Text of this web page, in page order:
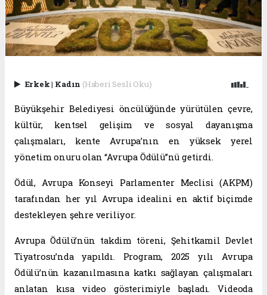
Erkek| Kadın (Haberi Sesli Oku)
Büyükşehir Belediyesi öncülüğünde yürütülen çevre,
kültür, kentsel gelişim ve sosyal dayanışma
çalışmaları, kente Avrupa’nın en yüksek yerel
yönetim onuru olan “Avrupa Ödülü”nü getirdi.
Ödül, Avrupa Konseyi Parlamenter Meclisi (AKPM)
tarafından her yıl Avrupa idealini en aktif biçimde
destekleyen şehre veriliyor.
Avrupa Ödülü’nün takdim töreni, Şehitkamil Devlet
Tiyatrosu’nda yapıldı. Program, 2025 yılı Avrupa
Ödülü’nün kazanılmasına katkı sağlayan çalışmaları
anlatan kısa video gösterimiyle başladı. Videoda